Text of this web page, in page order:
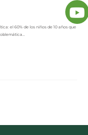
el 60% de los niños de 10 años que